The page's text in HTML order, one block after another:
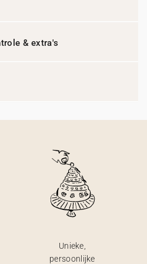
& extra's
Unieke,
persoonlijke